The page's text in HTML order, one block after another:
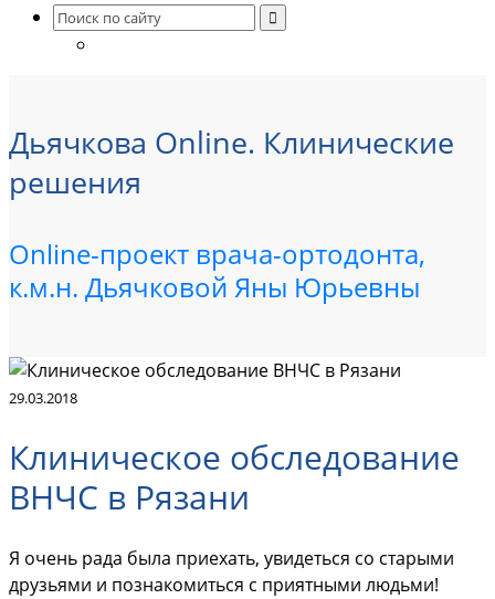
Search
for:
Дьячкова Online. Клинические
решения
Online-проект врача-ортодонта,
к.м.н. Дьячковой Яны Юрьевны
29.03.2018
Клиническое обследование
ВНЧС в Рязани
Я очень рада была приехать, увидеться со старыми
друзьями и познакомиться с приятными людьми!